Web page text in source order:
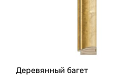
Деревянный багет